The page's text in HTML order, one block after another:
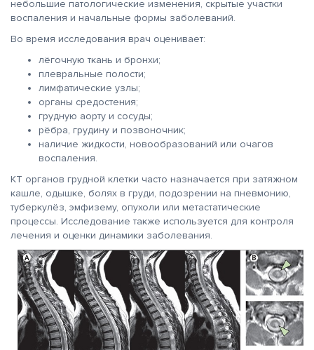
небольшие патологические изменения, скрытые участки
воспаления и начальные формы заболеваний.
Во время исследования врач оценивает:
лёгочную ткань и бронхи;
плевральные полости;
лимфатические узлы;
органы средостения;
грудную аорту и сосуды;
рёбра, грудину и позвоночник;
наличие жидкости, новообразований или очагов
воспаления.
КТ органов грудной клетки часто назначается при затяжном
кашле, одышке, болях в груди, подозрении на пневмонию,
туберкулёз, эмфизему, опухоли или метастатические
процессы. Исследование также используется для контроля
лечения и оценки динамики заболевания.